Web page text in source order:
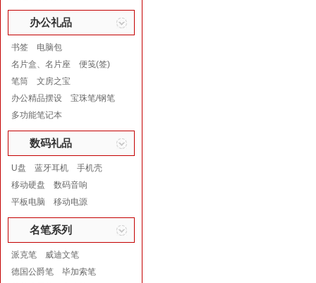
办公礼品
书签
电脑包
名片盒、名片座
便笺(签)
笔筒
文房之宝
办公精品摆设
宝珠笔/钢笔
多功能笔记本
数码礼品
U盘 蓝牙耳机
手机壳
移动硬盘
数码音响
平板电脑
移动电源
名笔系列
派克笔
威迪文笔
德国公爵笔
毕加索笔